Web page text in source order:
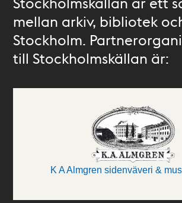
mellan arkiv, bibliotek
Stockholm.
till Stockholmskällan är:
K A Almgren sidenväveri &